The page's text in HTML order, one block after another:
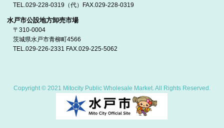
TEL.029-228-0319（代）FAX.029-228-0319
水戸市公設地方卸売市場
〒310-0004
茨城県水戸市青柳町4566
TEL.029-226-2331 FAX.029-225-5062
Copyright © 2021 Mitocity Public Wholesale Market. All Rights Reserved.